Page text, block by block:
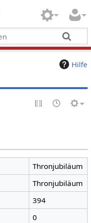
Hilfe
Thronjubiläum
Thronjubiläum
394
0